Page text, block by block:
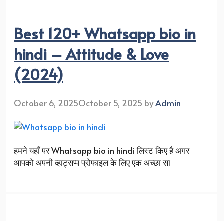
Best 120+ Whatsapp bio in
hindi – Attitude & Love
(2024)
October 6, 2025October 5, 2025 byAdmin
हमने यहाँ पर Whatsapp bio in hindi लिस्ट किए है अगर
आपको अपनी व्हाट्सप्प प्रोफाइल के लिए एक अच्छा सा